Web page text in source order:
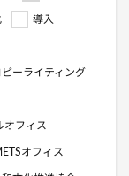
導入
ピーライティング
オフィス
オフィス